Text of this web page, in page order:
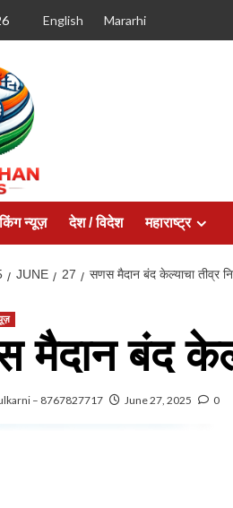
English Mararhi
न्यूज़ देश / विदेश महाराष्ट्र
JUNE 27 सणस मैदान बंद केल्याचा तीव्र
मैदान बंद
– 8767827717 June 27, 2025 0